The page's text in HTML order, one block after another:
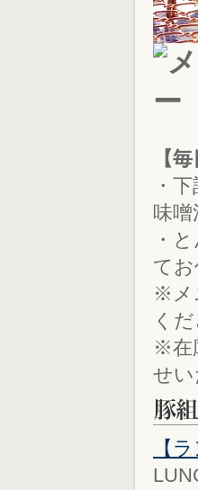
【
・
味
・
て
※メ
く
※在
せ
【